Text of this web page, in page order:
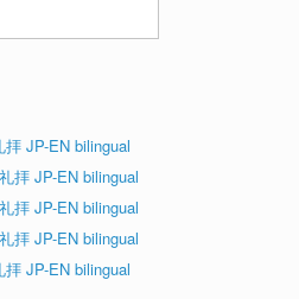
JP-EN bilingual
拝 JP-EN bilingual
拝 JP-EN bilingual
拝 JP-EN bilingual
JP-EN bilingual